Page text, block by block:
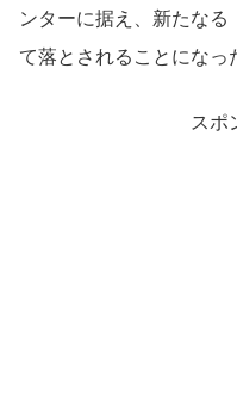
ンターに据え、新たな
て落とされることになっ
スポ